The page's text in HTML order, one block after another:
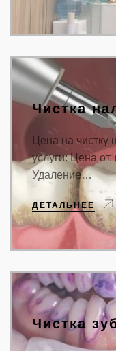
Чистка
Цена на чистку
услуги: Цена от,
Удаление…
ДЕТАЛЬНЕЕ
Чистка